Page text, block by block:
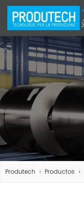
Produtech Productos